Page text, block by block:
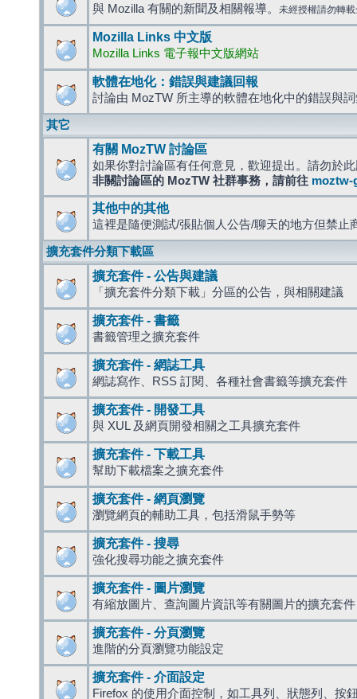
與 Mozilla 有關的新聞及相關報導。 未經授權請勿轉
Mozilla Links 中文版
Mozilla Links 電子報中文版網站
軟體在地化：錯誤與建議回報
討論由 MozTW 所主導的軟體在地化中的錯誤與
其它
有關 MozTW 討論區
如果你對討論區有任何意見，歡迎提出。請勿於
非關討論區的 MozTW 社群事務，請前往 moztw-
其他中的其他
這裡是隨便測試/張貼個人公告/聊天的地方但禁止
擴充套件分類下載區
擴充套件 - 公告與建議
「擴充套件分類下載」分區的公告，與相關建議
擴充套件 - 書籤
書籤管理之擴充套件
擴充套件 - 網誌工具
網誌寫作、RSS 訂閱、各種社會書籤等擴充套件
擴充套件 - 開發工具
與 XUL 及網頁開發相關之工具擴充套件
擴充套件 - 下載工具
幫助下載檔案之擴充套件
擴充套件 - 網頁瀏覽
瀏覽網頁的輔助工具，包括滑鼠手勢等
擴充套件 - 搜尋
強化搜尋功能之擴充套件
擴充套件 - 圖片瀏覽
有縮放圖片、查詢圖片資訊等有關圖片的擴充套件
擴充套件 - 分頁瀏覽
進階的分頁瀏覽功能設定
擴充套件 - 介面設定
Firefox 的使用介面控制，如工具列、狀態列、按